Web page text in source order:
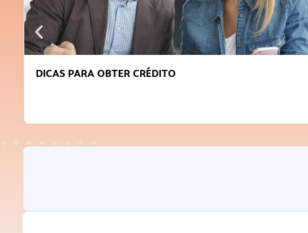
DICAS PARA OBTER CRÉDITO